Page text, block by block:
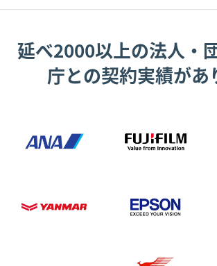
延べ2000以上の法人・
庁との契約実績があ